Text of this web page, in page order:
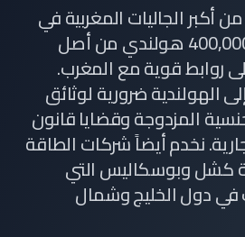
أكبر الجاليات المغربية في
أوروبا، مع أكثر من 400,000 هولندي من أصل
روابط قوية مع المغرب.
الهولندية ضرورية لوثائق
المزدوجة وقضايا قانون
نخدم أيضاً شركات الطاقة
كشل وبوسكاليس التي
دول الخليج وشمال